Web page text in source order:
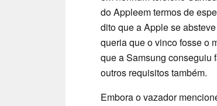
do Appleem termos de
dito que a Apple se
queria que o vinco fosse o
que a Samsung conseguiu
outros requisitos também.
Embora o vazador